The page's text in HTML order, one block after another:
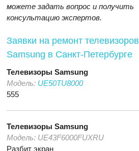
можете задать вопрос и получить
консультацию экспертов.
Заявки на ремонт телевизоров
Samsung в Санкт-Петербурге
Телевизоры Samsung
Модель: UE50TU8000
555
Телевизоры Samsung
Модель: UE43F6000FUXRU
Разбит экран